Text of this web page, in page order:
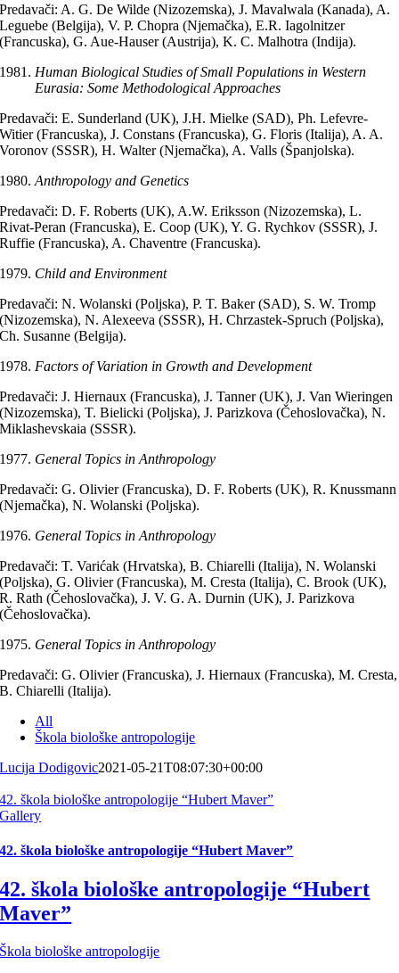
Predavači: A. G. De Wilde (Nizozemska), J. Mavalwala (Kanada), A.
Leguebe (Belgija), V. P. Chopra (Njemačka), E.R. Iagolnitzer
(Francuska), G. Aue-Hauser (Austrija), K. C. Malhotra (Indija).
Human Biological Studies of Small Populations in Western
Eurasia: Some Methodological Approaches
Predavači: E. Sunderland (UK), J.H. Mielke (SAD), Ph. Lefevre-
Witier (Francuska), J. Constans (Francuska), G. Floris (Italija), A. A.
Voronov (SSSR), H. Walter (Njemačka), A. Valls (Španjolska).
Anthropology and Genetics
Predavači: D. F. Roberts (UK), A.W. Eriksson (Nizozemska), L.
Rivat-Peran (Francuska), E. Coop (UK), Y. G. Rychkov (SSSR), J.
Ruffie (Francuska), A. Chaventre (Francuska).
Child and Environment
Predavači: N. Wolanski (Poljska), P. T. Baker (SAD), S. W. Tromp
(Nizozemska), N. Alexeeva (SSSR), H. Chrzastek-Spruch (Poljska),
Ch. Susanne (Belgija).
Factors of Variation in Growth and Development
Predavači: J. Hiernaux (Francuska), J. Tanner (UK), J. Van Wieringen
(Nizozemska), T. Bielicki (Poljska), J. Parizkova (Čehoslovačka), N.
Miklashevskaia (SSSR).
General Topics in Anthropology
Predavači: G. Olivier (Francuska), D. F. Roberts (UK), R. Knussmann
(Njemačka), N. Wolanski (Poljska).
General Topics in Anthropology
Predavači: T. Varićak (Hrvatska), B. Chiarelli (Italija), N. Wolanski
(Poljska), G. Olivier (Francuska), M. Cresta (Italija), C. Brook (UK),
R. Rath (Čehoslovačka), J. V. G. A. Durnin (UK), J. Parizkova
(Čehoslovačka).
General Topics in Anthropology
Predavači: G. Olivier (Francuska), J. Hiernaux (Francuska), M. Cresta,
B. Chiarelli (Italija).
All
Škola biološke antropologije
Lucija Dodigovic2021-05-21T08:07:30+00:00
42. škola biološke antropologije “Hubert Maver”
Gallery
42. škola biološke antropologije “Hubert Maver”
42. škola biološke antropologije “Hubert
Maver”
Škola biološke antropologije